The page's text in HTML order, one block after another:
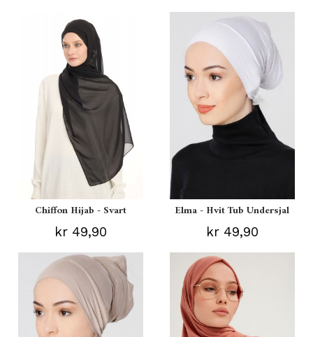
Chiffon Hijab - Svart
kr 49,90
Elma - Hvit Tub Undersjal
kr 49,90